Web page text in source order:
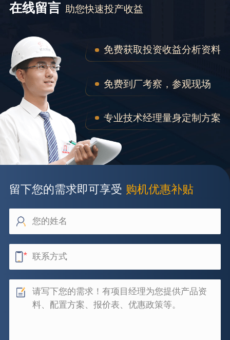
在线留言 助您快速投产收益
免费获取投资收益分析资料
免费到厂考察，参观现场
专业技术经理量身定制方案
留下您的需求即可享受 购机优惠补贴